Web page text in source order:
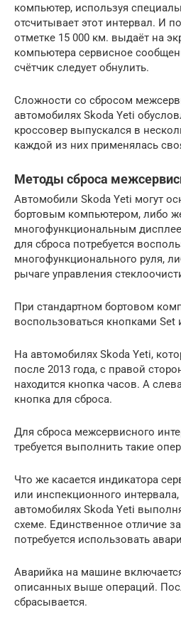
компьютер, используя
отсчитывает этот интервал. И
отметке 15 000 км. выдаёт на
компьютера сервисное
счётчик следует обнулить.
Сложности со сбросом
автомобилях Skoda Yeti
кроссовер выпускался в
каждой из них применялась
Методы сброса
Автомобили Skoda Yeti могут
бортовым компьютером, либо
многофункциональным
для сброса потребуется
многофункционального руля,
рычаге управления
При стандартном бортовом
воспользоваться кнопками Set
На автомобилях Skoda Yeti,
после 2013 года, с правой
находится кнопка часов. А
кнопка для сброса.
Для сброса межсервисного
требуется выполнить такие
Что же касается индикатора
или инспекционного интервала,
автомобилях Skoda Yeti
схеме. Единственное отличие
потребуется использовать
Аварийка на машине
описанных выше операций.
сбрасывается.